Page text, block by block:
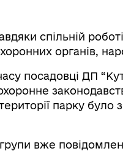
спільній
органів,
посадовці ДП
парку було
вже